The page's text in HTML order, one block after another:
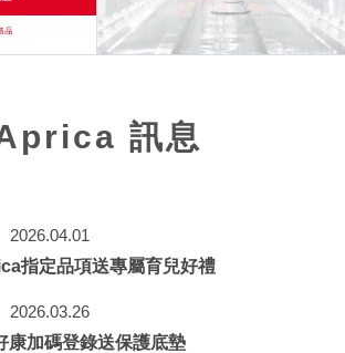
訊息
2026.04.01
指定品項送專屬育兒好禮
2026.03.26
康加碼登錄送保護底墊